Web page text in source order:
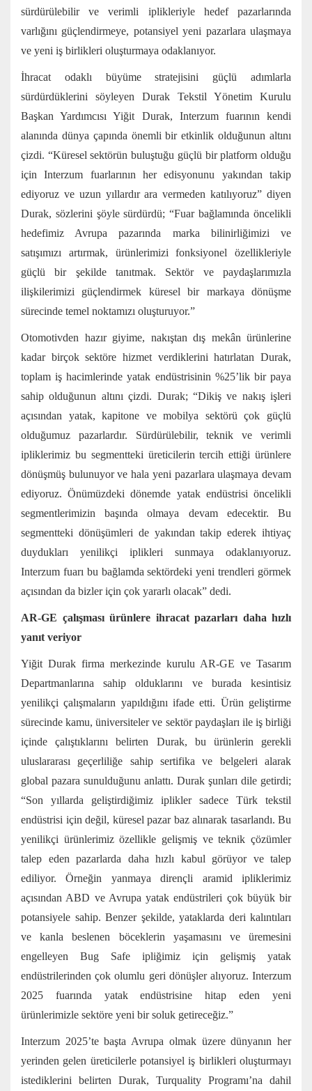
sürdürülebilir ve verimli iplikleriyle hedef pazarlarında
varlığını güçlendirmeye, potansiyel yeni pazarlara ulaşmaya
ve yeni iş birlikleri oluşturmaya odaklanıyor.
İhracat odaklı büyüme stratejisini güçlü adımlarla
sürdürdüklerini söyleyen Durak Tekstil Yönetim Kurulu
Başkan Yardımcısı Yiğit Durak, Interzum fuarının kendi
alanında dünya çapında önemli bir etkinlik olduğunun altını
çizdi. “Küresel sektörün buluştuğu güçlü bir platform olduğu
için Interzum fuarlarının her edisyonunu yakından takip
ediyoruz ve uzun yıllardır ara vermeden katılıyoruz” diyen
Durak, sözlerini şöyle sürdürdü; “Fuar bağlamında öncelikli
hedefimiz Avrupa pazarında marka bilinirliğimizi ve
satışımızı artırmak, ürünlerimizi fonksiyonel özellikleriyle
güçlü bir şekilde tanıtmak. Sektör ve paydaşlarımızla
ilişkilerimizi güçlendirmek küresel bir markaya dönüşme
sürecinde temel noktamızı oluşturuyor.”
Otomotivden hazır giyime, nakıştan dış mekân ürünlerine
kadar birçok sektöre hizmet verdiklerini hatırlatan Durak,
toplam iş hacimlerinde yatak endüstrisinin %25’lik bir paya
sahip olduğunun altını çizdi. Durak; “Dikiş ve nakış işleri
açısından yatak, kapitone ve mobilya sektörü çok güçlü
olduğumuz pazarlardır. Sürdürülebilir, teknik ve verimli
ipliklerimiz bu segmentteki üreticilerin tercih ettiği ürünlere
dönüşmüş bulunuyor ve hala yeni pazarlara ulaşmaya devam
ediyoruz. Önümüzdeki dönemde yatak endüstrisi öncelikli
segmentlerimizin başında olmaya devam edecektir. Bu
segmentteki dönüşümleri de yakından takip ederek ihtiyaç
duydukları yenilikçi iplikleri sunmaya odaklanıyoruz.
Interzum fuarı bu bağlamda sektördeki yeni trendleri görmek
açısından da bizler için çok yararlı olacak” dedi.
AR-GE çalışması ürünlere ihracat pazarları daha hızlı
yanıt veriyor
Yiğit Durak firma merkezinde kurulu AR-GE ve Tasarım
Departmanlarına sahip olduklarını ve burada kesintisiz
yenilikçi çalışmaların yapıldığını ifade etti. Ürün geliştirme
sürecinde kamu, üniversiteler ve sektör paydaşları ile iş birliği
içinde çalıştıklarını belirten Durak, bu ürünlerin gerekli
uluslararası geçerliliğe sahip sertifika ve belgeleri alarak
global pazara sunulduğunu anlattı. Durak şunları dile getirdi;
“Son yıllarda geliştirdiğimiz iplikler sadece Türk tekstil
endüstrisi için değil, küresel pazar baz alınarak tasarlandı. Bu
yenilikçi ürünlerimiz özellikle gelişmiş ve teknik çözümler
talep eden pazarlarda daha hızlı kabul görüyor ve talep
ediliyor. Örneğin yanmaya dirençli aramid ipliklerimiz
açısından ABD ve Avrupa yatak endüstrileri çok büyük bir
potansiyele sahip. Benzer şekilde, yataklarda deri kalıntıları
ve kanla beslenen böceklerin yaşamasını ve üremesini
engelleyen Bug Safe ipliğimiz için gelişmiş yatak
endüstrilerinden çok olumlu geri dönüşler alıyoruz. Interzum
2025 fuarında yatak endüstrisine hitap eden yeni
ürünlerimizle sektöre yeni bir soluk getireceğiz.”
Interzum 2025’te başta Avrupa olmak üzere dünyanın her
yerinden gelen üreticilerle potansiyel iş birlikleri oluşturmayı
istediklerini belirten Durak, Turquality Programı’na dahil